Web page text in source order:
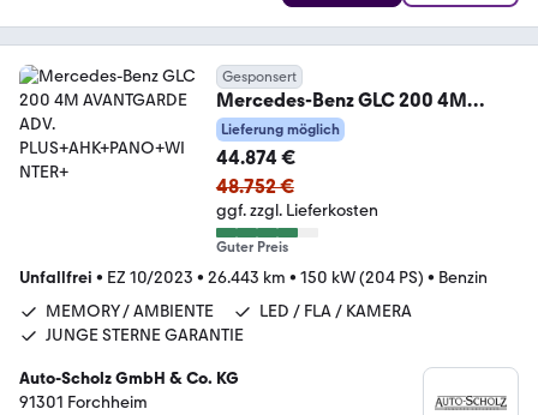
Gesponsert
Mercedes-Benz GLC 200 4M
AVANTGARDE ADV.
PLUS+AHK+PANO+WINTER+
Lieferung möglich
44.874 €
48.752 €
ggf. zzgl. Lieferkosten
Guter Preis
Unfallfrei • EZ 10/2023 • 26.443 km • 150 kW (204 PS) • Benzin
MEMORY / AMBIENTE
LED / FLA / KAMERA
JUNGE STERNE GARANTIE
Auto-Scholz GmbH & Co. KG
91301 Forchheim